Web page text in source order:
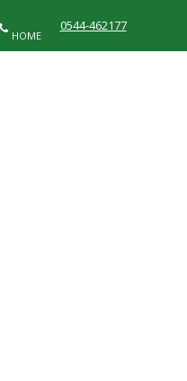
HOME
0544-462177